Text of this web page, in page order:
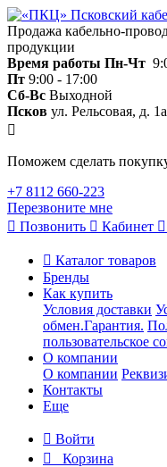
Продажа кабельно-
продукции
Время работы Пн-Чт
Пт 9:00 - 17:00
Сб-Вс Выходной
Псков ул. Рельсовая, д. 1а
Поможем сделать
+7 8112 660-223
Перезвоните мне
Позвонить
Кабинет
Каталог товаров
Бренды
Как купить
Условия доставки
обмен.Гарантия.
пользовательское
О компании
О компании
Контакты
Еще
Войти
Корзина